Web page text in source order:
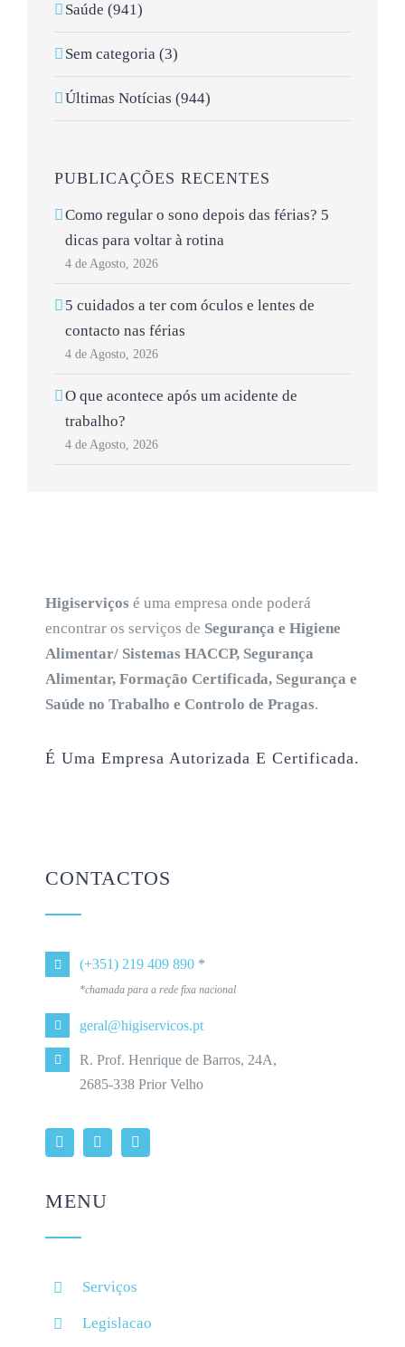
Saúde (941)
Sem categoria (3)
Últimas Notícias (944)
PUBLICAÇÕES RECENTES
Como regular o sono depois das férias? 5
dicas para voltar à rotina
4 de Agosto, 2026
5 cuidados a ter com óculos e lentes de
contacto nas férias
4 de Agosto, 2026
O que acontece após um acidente de
trabalho?
4 de Agosto, 2026
Higiserviços é uma empresa onde poderá
encontrar os serviços de Segurança e Higiene
Alimentar/ Sistemas HACCP, Segurança
Alimentar, Formação Certificada, Segurança e
Saúde no Trabalho e Controlo de Pragas.
É Uma Empresa Autorizada E Certificada.
CONTACTOS
(+351) 219 409 890 *
*chamada para a rede fixa nacional
geral@higiservicos.pt
R. Prof. Henrique de Barros, 24A,
2685-338 Prior Velho
MENU
Serviços
Legislacao